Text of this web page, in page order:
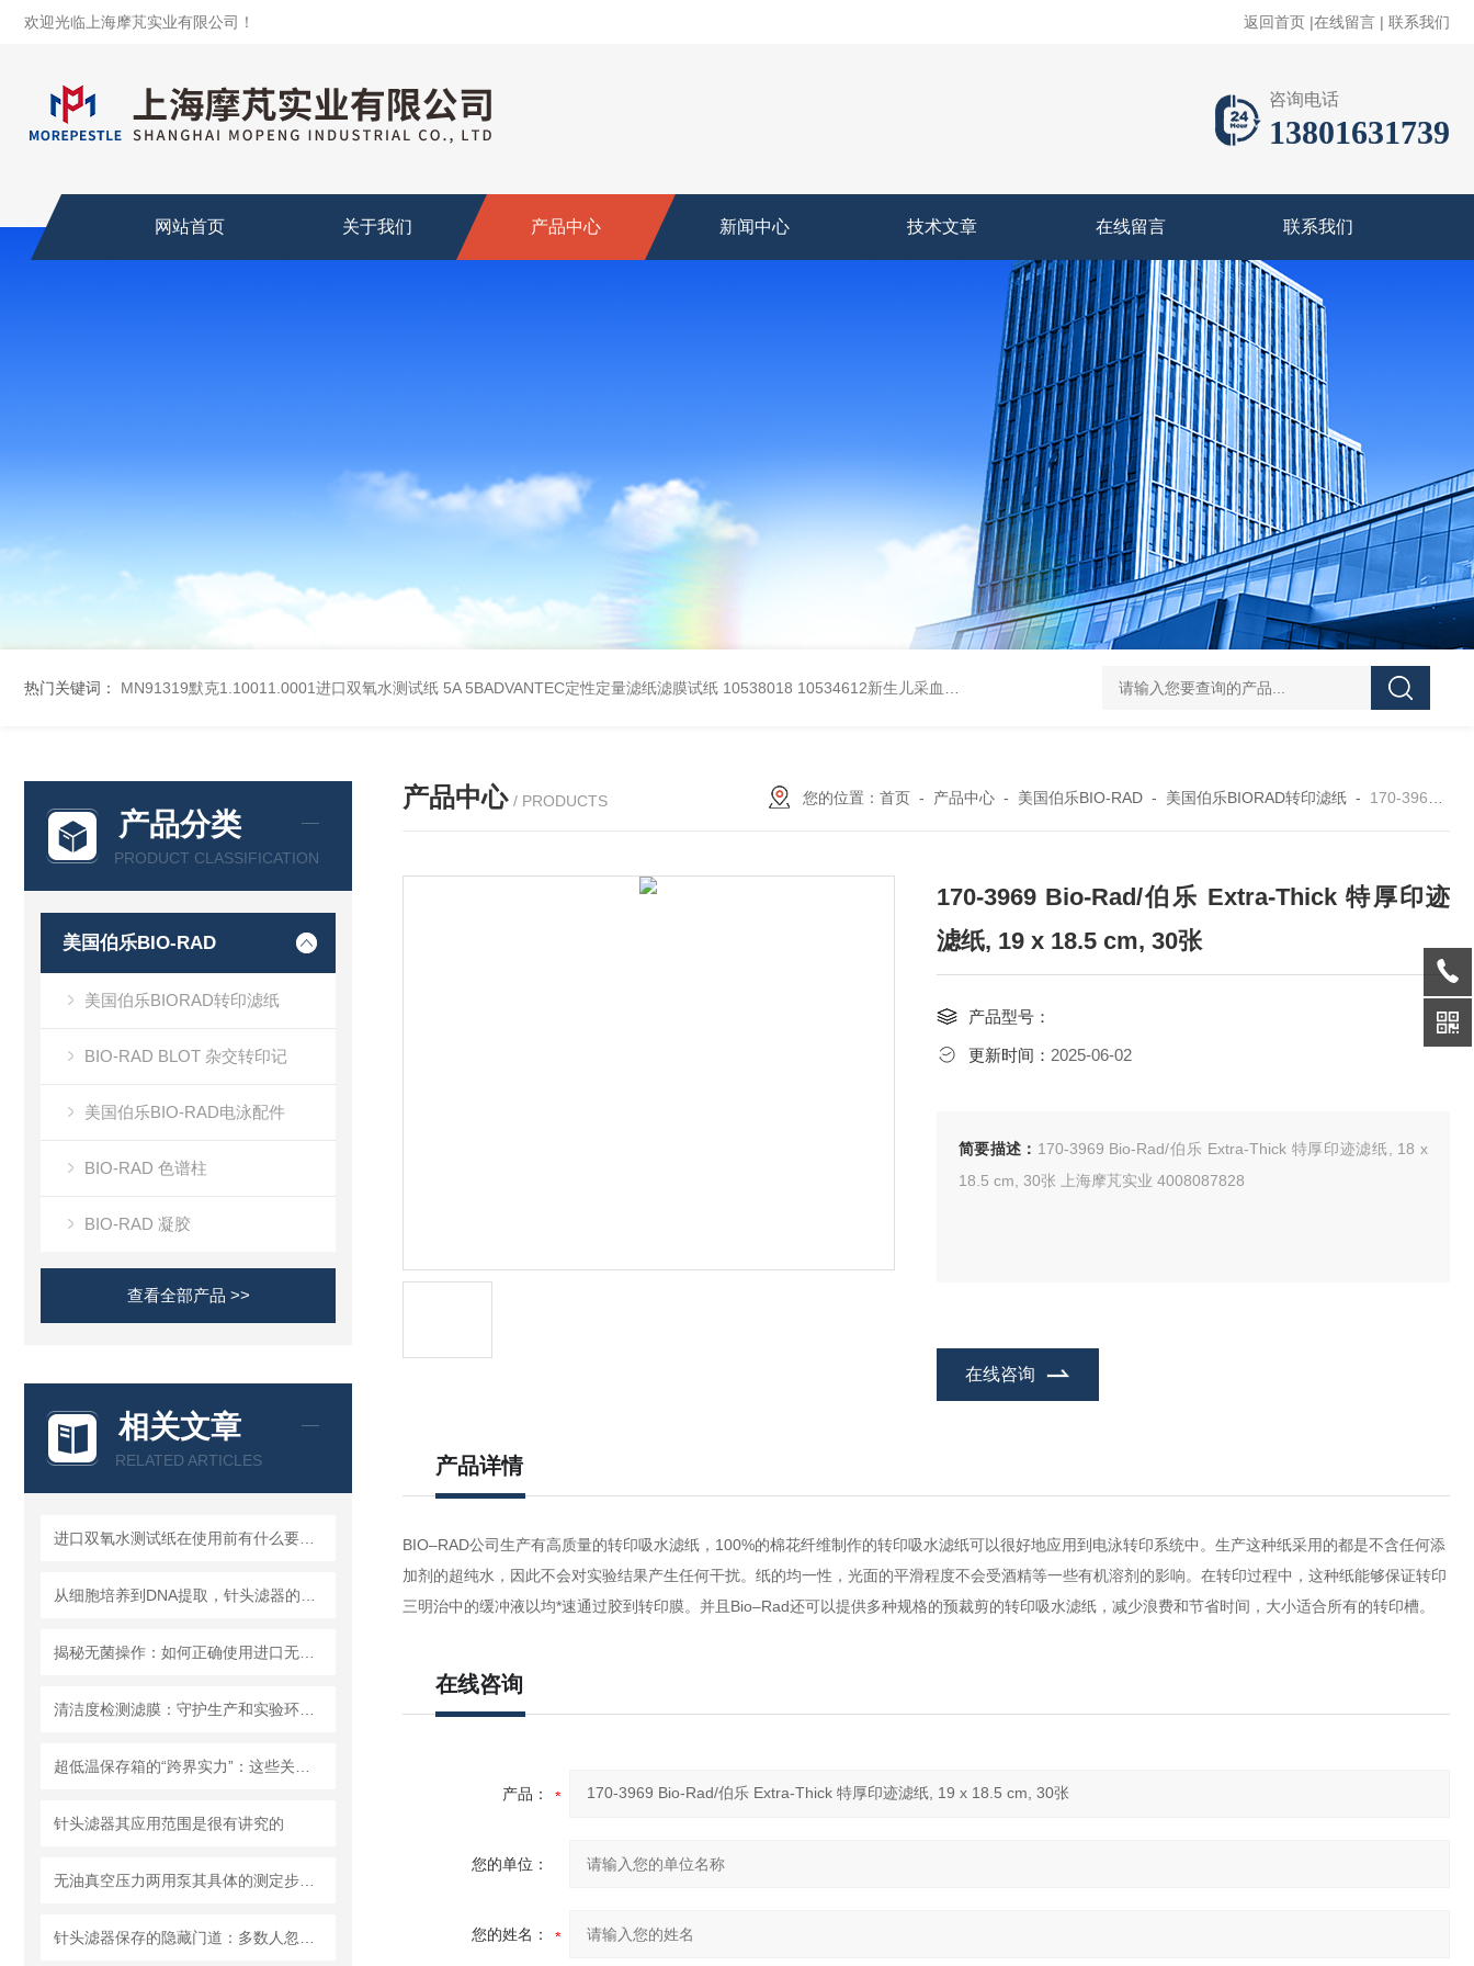
欢迎光临上海摩芃实业有限公司！ 返回首页 |在线留言 | 联系我们
咨询电话
13801631739
网站首页 关于我们 产品中心 新闻中心 技术文章 在线留言 联系我们
热门关键词： MN91319默克1.10011.0001进口双氧水测试纸 5A 5BADVANTEC定性定量滤纸滤膜试纸 10538018 10534612新生儿采血纸 3119-0050无菌339652 23-2263赛默飞离心管 UFC903096 MAP001
产品分类
PRODUCT CLASSIFICATION
美国伯乐BIO-RAD
美国伯乐BIORAD转印滤纸
BIO-RAD BLOT 杂交转印记
美国伯乐BIO-RAD电泳配件
BIO-RAD 色谱柱
BIO-RAD 凝胶
查看全部产品 >>
相关文章
RELATED ARTICLES
针头滤器其应用范围是很有讲究的
产品中心 / PRODUCTS 您的位置： 首页- 产品中心- 美国伯乐BIO-RAD- 美国伯乐BIORAD转印滤纸- 170-3969 Bio-Rad/伯乐 Extra-Thick 特厚印迹滤纸, 19 x 18.5 cm, 30张
170-3969 Bio-Rad/伯乐 Extra-Thick 特厚印迹
滤纸, 19 x 18.5 cm, 30张
产品型号：
更新时间： 2025-06-02
简要描述： 170-3969 Bio-Rad/伯乐 Extra-Thick 特厚印迹滤纸, 18 x
18.5 cm, 30张 上海摩芃实业 4008087828
在线咨询
产品详情
BIO–RAD公司生产有高质量的转印吸水滤纸，100%的棉花纤维制作的转印吸水滤纸可以很好地应用到电泳转印系统中。生产这种纸采用的都是不含任何添
加剂的超纯水，因此不会对实验结果产生任何干扰。纸的均一性，光面的平滑程度不会受酒精等一些有机溶剂的影响。在转印过程中，这种纸能够保证转印
三明治中的缓冲液以均*速通过胶到转印膜。并且Bio–Rad还可以提供多种规格的预裁剪的转印吸水滤纸，减少浪费和节省时间，大小适合所有的转印槽。
在线咨询
产品：
您的单位：
您的姓名：